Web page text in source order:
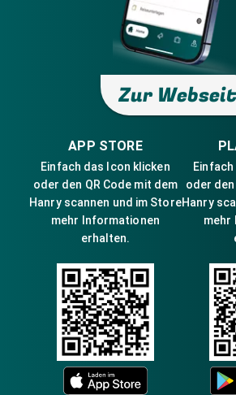
APP STORE
Einfach das Icon klicken
oder den QR Code mit dem
Hanry scannen und im Store
mehr Informationen
erhalten.
oder den
Hanry
mehr
Zur